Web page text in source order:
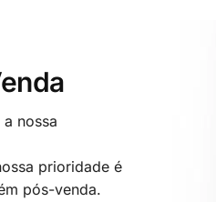
nossa
prioridade é
pós-venda.